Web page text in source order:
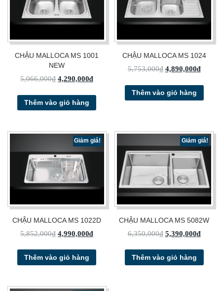
CHẬU MALLOCA MS 1001
NEW
5,066,000₫ 4,290,000₫
Thêm vào giỏ hàng
CHẬU MALLOCA MS 1024
5,753,000₫ 4,890,000₫
Thêm vào giỏ hàng
Giảm giá!
CHẬU MALLOCA MS 1022D
5,852,000₫ 4,990,000₫
Thêm vào giỏ hàng
Giảm giá!
CHẬU MALLOCA MS 5082W
6,350,000₫ 5,390,000₫
Thêm vào giỏ hàng